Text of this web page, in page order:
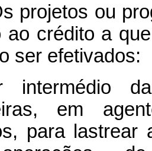
projetos ou
ao crédito a
ser efetivados:
intermédio
em
para lastrear